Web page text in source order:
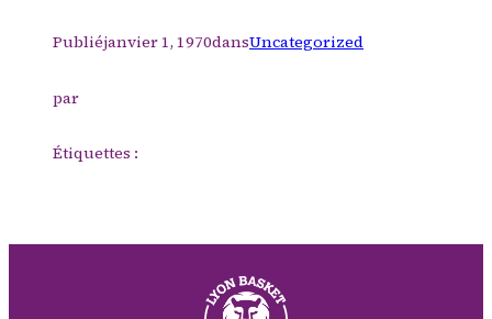
Publiéjanvier 1, 1970dansUncategorized
par
Étiquettes :